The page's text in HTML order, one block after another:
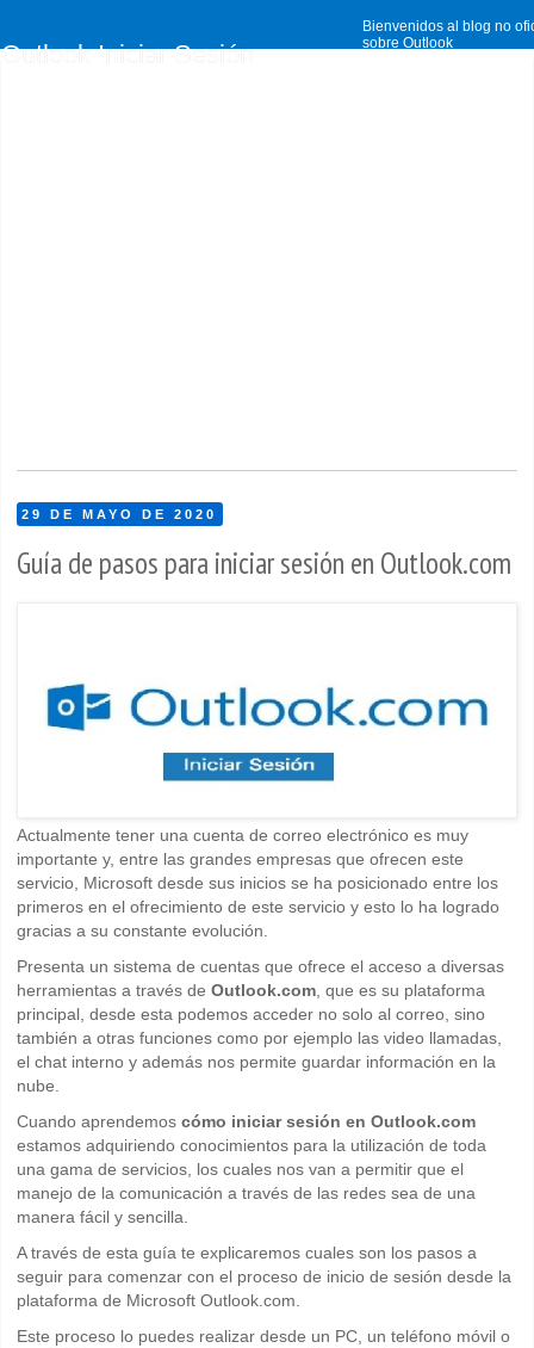
Bienvenidos al blog no
sobre Outlook
Outlook Iniciar Sesión
29 DE MAYO DE 2020
Guía de pasos para iniciar sesión en Outlook.com
Actualmente tener una cuenta de correo electrónico es muy
importante y, entre las grandes empresas que ofrecen este
servicio, Microsoft desde sus inicios se ha posicionado entre los
primeros en el ofrecimiento de este servicio y esto lo ha logrado
gracias a su constante evolución.
Presenta un sistema de cuentas que ofrece el acceso a diversas
herramientas a través de Outlook.com, que es su plataforma
principal, desde esta podemos acceder no solo al correo, sino
también a otras funciones como por ejemplo las video llamadas,
el chat interno y además nos permite guardar información en la
nube.
Cuando aprendemos cómo iniciar sesión en Outlook.com
estamos adquiriendo conocimientos para la utilización de toda
una gama de servicios, los cuales nos van a permitir que el
manejo de la comunicación a través de las redes sea de una
manera fácil y sencilla.
A través de esta guía te explicaremos cuales son los pasos a
seguir para comenzar con el proceso de inicio de sesión desde la
plataforma de Microsoft Outlook.com.
Este proceso lo puedes realizar desde un PC, un teléfono móvil o